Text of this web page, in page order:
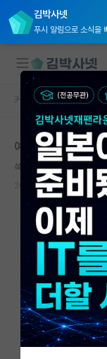
김박사넷
푸시 알림으로 소식을
대학원생 모집
국내대학원 정보
연구실&오픈랩
커뮤니티
커뮤니티 홈
전체글보기
베스트 게시판
IF 명예의전당
자유 게시판(아
커뮤니티 홈 자유 게
예산 깎은거로 대
쑥스러운 플라톤
2023.08.14 9 4615